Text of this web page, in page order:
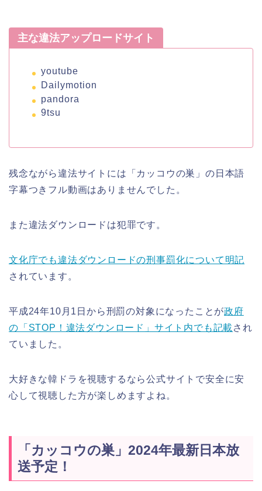
主な違法アップロードサイト
youtube
Dailymotion
pandora
9tsu
残念ながら違法サイトには「カッコウの巣」の日本語
字幕つきフル動画はありませんでした。
また違法ダウンロードは犯罪です。
文化庁でも違法ダウンロードの刑事罰化について明記
されています。
平成24年10月1日から刑罰の対象になったことが政府
の「STOP！違法ダウンロード」サイト内でも記載され
ていました。
大好きな韓ドラを視聴するなら公式サイトで安全に安
心して視聴した方が楽しめますよね。
「カッコウの巣」2024年最新日本放
送予定！